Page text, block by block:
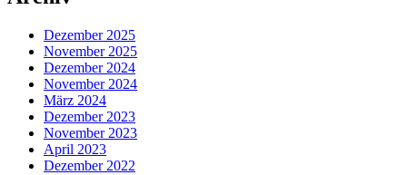
Dezember 2025
November 2025
Dezember 2024
November 2024
März 2024
Dezember 2023
November 2023
April 2023
Dezember 2022